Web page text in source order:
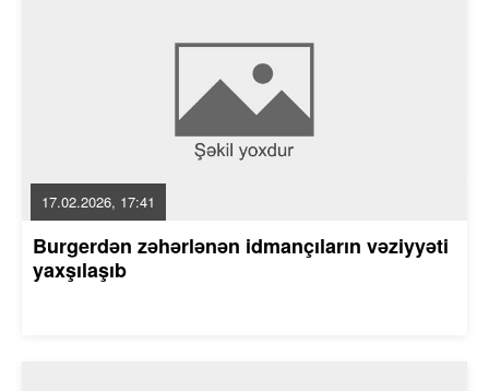
17.02.2026, 17:41
Burgerdən zəhərlənən idmançıların vəziyyəti
yaxşılaşıb